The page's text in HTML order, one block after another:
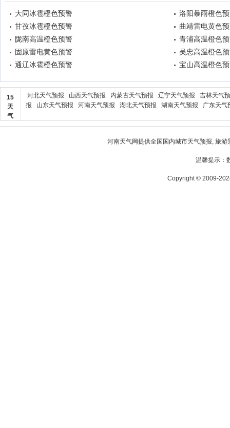
大同冰雹橙色预警
洛阳暴雨橙色
甘孜冰雹橙色预警
曲靖雷电黄色
陇南高温橙色预警
青浦高温橙色
固原雷电黄色预警
吴忠高温橙色
通辽冰雹橙色预警
宝山高温橙色
15
天
气
河北天气预报 山西天气预报 内蒙古天气预报 辽宁天气预报
吉林天气
报
山东天气预报 河南天气预报 湖北天气预报 湖南天气预报 广东天气
河南天气网提供全国国内城市天气预报, 旅游
温馨提示：
Copyright © 2009-